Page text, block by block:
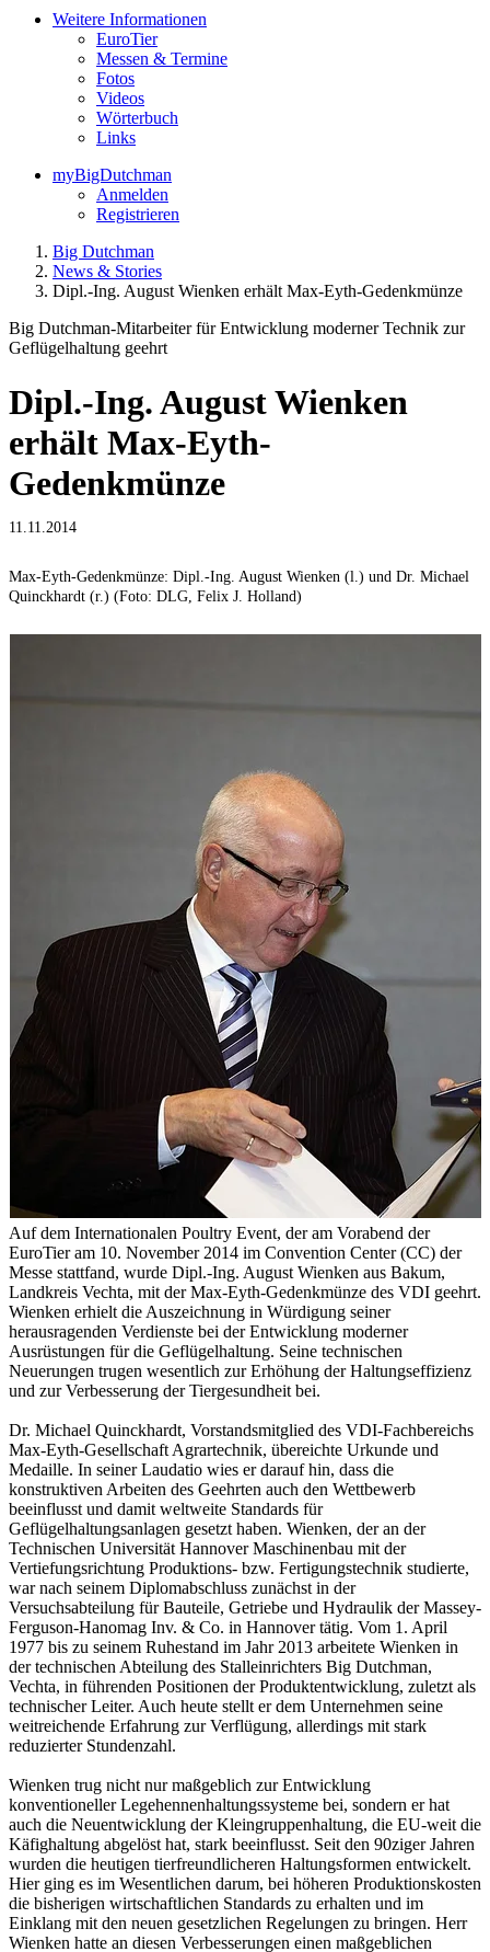
Weitere Informationen
EuroTier
Messen & Termine
Fotos
Videos
Wörterbuch
Links
myBigDutchman
Anmelden
Registrieren
Big Dutchman
News & Stories
Dipl.-Ing. August Wienken erhält Max-Eyth-Gedenkmünze
Big Dutchman-Mitarbeiter für Entwicklung moderner Technik zur
Geflügelhaltung geehrt
Dipl.-Ing. August Wienken
erhält Max-Eyth-
Gedenkmünze
11.11.2014
Max-Eyth-Gedenkmünze: Dipl.-Ing. August Wienken (l.) und Dr. Michael
Quinckhardt (r.) (Foto: DLG, Felix J. Holland)
Auf dem Internationalen Poultry Event, der am Vorabend der
EuroTier am 10. November 2014 im Convention Center (CC) der
Messe stattfand, wurde Dipl.-Ing. August Wienken aus Bakum,
Landkreis Vechta, mit der Max-Eyth-Gedenkmünze des VDI geehrt.
Wienken erhielt die Auszeichnung in Würdigung seiner
herausragenden Verdienste bei der Entwicklung moderner
Ausrüstungen für die Geflügelhaltung. Seine technischen
Neuerungen trugen wesentlich zur Erhöhung der Haltungseffizienz
und zur Verbesserung der Tiergesundheit bei.
Dr. Michael Quinckhardt, Vorstandsmitglied des VDI-Fachbereichs
Max-Eyth-Gesellschaft Agrartechnik, übereichte Urkunde und
Medaille. In seiner Laudatio wies er darauf hin, dass die
konstruktiven Arbeiten des Geehrten auch den Wettbewerb
beeinflusst und damit weltweite Standards für
Geflügelhaltungsanlagen gesetzt haben. Wienken, der an der
Technischen Universität Hannover Maschinenbau mit der
Vertiefungsrichtung Produktions- bzw. Fertigungstechnik studierte,
war nach seinem Diplomabschluss zunächst in der
Versuchsabteilung für Bauteile, Getriebe und Hydraulik der Massey-
Ferguson-Hanomag Inv. & Co. in Hannover tätig. Vom 1. April
1977 bis zu seinem Ruhestand im Jahr 2013 arbeitete Wienken in
der technischen Abteilung des Stalleinrichters Big Dutchman,
Vechta, in führenden Positionen der Produktentwicklung, zuletzt als
technischer Leiter. Auch heute stellt er dem Unternehmen seine
weitreichende Erfahrung zur Verflügung, allerdings mit stark
reduzierter Stundenzahl.
Wienken trug nicht nur maßgeblich zur Entwicklung
konventioneller Legehennenhaltungssysteme bei, sondern er hat
auch die Neuentwicklung der Kleingruppenhaltung, die EU-weit die
Käfighaltung abgelöst hat, stark beeinflusst. Seit den 90ziger Jahren
wurden die heutigen tierfreundlicheren Haltungsformen entwickelt.
Hier ging es im Wesentlichen darum, bei höheren Produktionskosten
die bisherigen wirtschaftlichen Standards zu erhalten und im
Einklang mit den neuen gesetzlichen Regelungen zu bringen. Herr
Wienken hatte an diesen Verbesserungen einen maßgeblichen